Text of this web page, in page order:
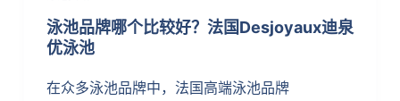
泳池品牌哪个比较好？法国Desjoyaux迪泉
优泳池
在众多泳池品牌中，法国高端泳池品牌